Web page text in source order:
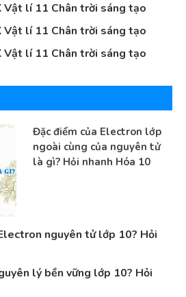
Vật lí 11 Chân trời sáng tạo
Vật lí 11 Chân trời sáng tạo
Vật lí 11 Chân trời sáng tạo
Đặc điểm của Electron lớp
ngoài cùng của nguyên tử
là gì? Hỏi nhanh Hóa 10
nguyên tử lớp 10? Hỏi
lý bền vững lớp 10? Hỏi